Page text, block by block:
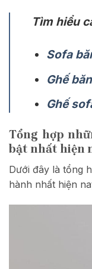
Tìm hiểu
Sofa
Ghế
Ghế
Tổng hợp
bật nhất hiện
Dưới đây là tổng
hành nhất hiện